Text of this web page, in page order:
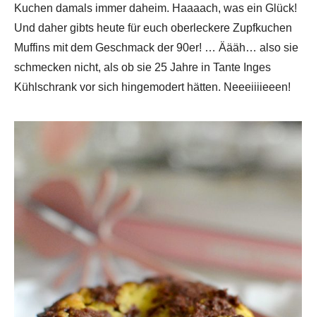
Kuchen damals immer daheim. Haaaach, was ein Glück!
Und daher gibts heute für euch oberleckere Zupfkuchen
Muffins mit dem Geschmack der 90er! … Äääh… also sie
schmecken nicht, als ob sie 25 Jahre in Tante Inges
Kühlschrank vor sich hingemodert hätten. Neeeiiiieeen!